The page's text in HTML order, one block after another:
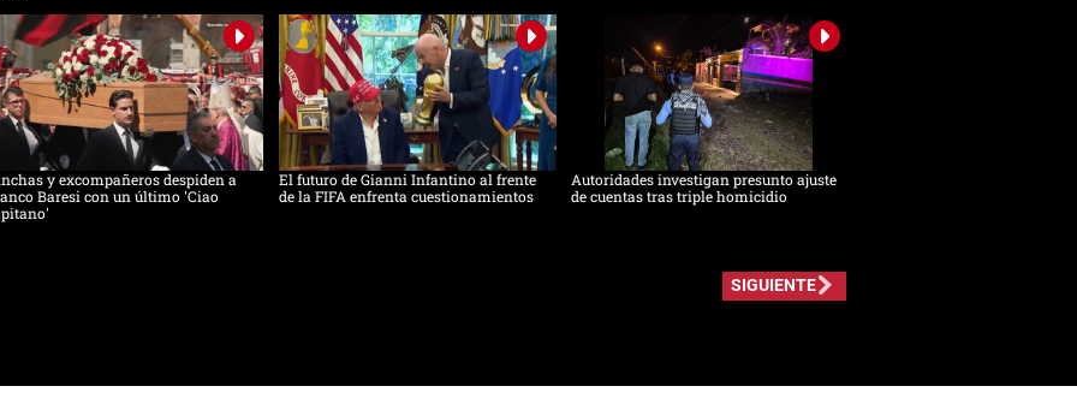
y excompañeros despiden a
Baresi con un último 'Ciao
El futuro de Gianni Infantino al frente
de la FIFA enfrenta cuestionamientos
Autoridades investigan presunto ajuste
de cuentas tras triple homicidio
SIGUIENTE